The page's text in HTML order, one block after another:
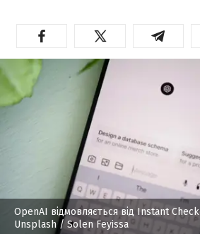
OpenAI відмовляється від Instant
Unsplash / Solen Feyissa